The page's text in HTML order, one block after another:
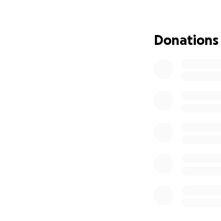
Zusätzlich
Es ist für uns
Donations